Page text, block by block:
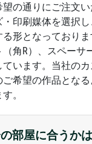
望の通りにご注文
印刷媒体を選択
形となっており
（角R）、スペーサ
ています。当社の
希望の作品とな
。
部屋に合うか